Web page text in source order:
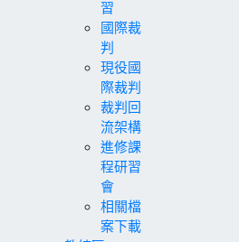
習
國際裁
判
現役國
際裁判
裁判回
流架構
進修課
程研習
會
相關檔
案下載